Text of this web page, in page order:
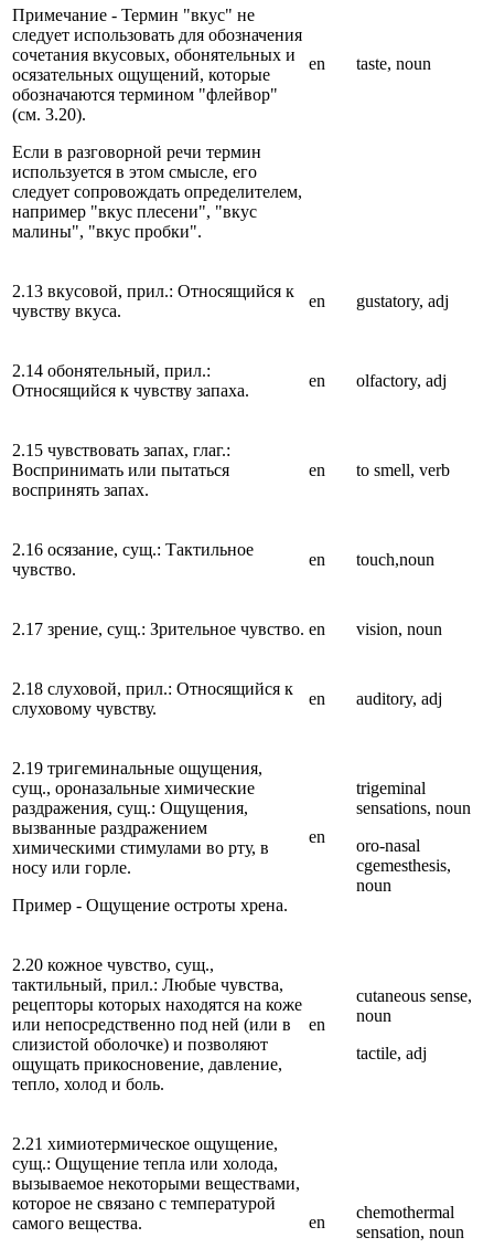
en taste, noun
Примечание - Термин "вкус" не
следует использовать для обозначения
сочетания вкусовых, обонятельных и
осязательных ощущений, которые
обозначаются термином "флейвор"
(см. 3.20).
Если в разговорной речи термин
используется в этом смысле, его
следует сопровождать определителем,
например "вкус плесени", "вкус
малины", "вкус пробки".
2.13 вкусовой, прил.: Относящийся к
чувству вкуса.
en gustatory, adj
2.14 обонятельный, прил.:
Относящийся к чувству запаха.
en olfactory, adj
2.15 чувствовать запах, глаг.:
Воспринимать или пытаться
воспринять запах.
en to smell, verb
2.16 осязание, сущ.: Тактильное
чувство.
en touch,noun
2.17 зрение, сущ.: Зрительное чувство. en vision, noun
2.18 слуховой, прил.: Относящийся к
слуховому чувству.
en auditory, adj
2.19 тригеминальные ощущения,
сущ., ороназальные химические
раздражения, сущ.: Ощущения,
вызванные раздражением
химическими стимулами во рту, в
носу или горле.
Пример - Ощущение остроты хрена.
en
trigeminal
sensations, noun
oro-nasal
cgemesthesis,
noun
2.20 кожное чувство, сущ.,
тактильный, прил.: Любые чувства,
рецепторы которых находятся на коже
или непосредственно под ней (или в
слизистой оболочке) и позволяют
ощущать прикосновение, давление,
тепло, холод и боль.
en
cutaneous sense,
noun
tactile, adj
2.21 химиотермическое ощущение,
сущ.: Ощущение тепла или холода,
вызываемое некоторыми веществами,
которое не связано с температурой
самого вещества.
en
chemothermal
sensation, noun